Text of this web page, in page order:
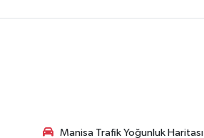
Manisa Trafik Yoğunluk Haritası